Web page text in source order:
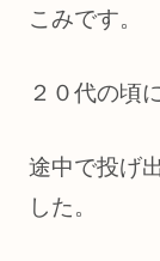
こみです。
２０代の頃
途中で投げ
した。